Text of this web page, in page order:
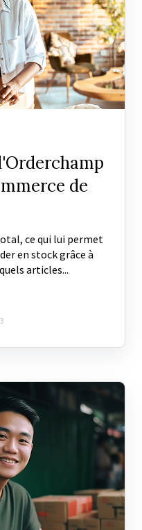
de
ce qui lui permet
en stock grâce à
articles...